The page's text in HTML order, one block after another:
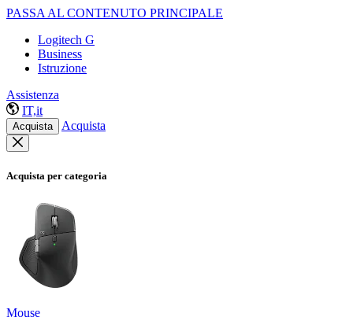
PASSA AL CONTENUTO PRINCIPALE
Logitech G
Business
Istruzione
Assistenza
IT,it
Acquista Acquista
Acquista per categoria
Mouse